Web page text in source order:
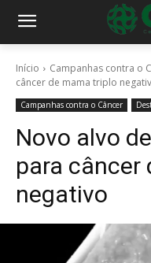
Início Campanhas contra o
câncer de mama triplo
Campanhas contra o Câncer
Novo alvo
para câncer
negativo